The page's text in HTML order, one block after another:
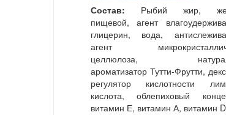
Состав: Рыбий жир,
пищевой, агент
глицерин, вода,
агент
целлюлоза,
ароматизатор Тутти-Фрутти,
регулятор кислотности
кислота, облепиховый
витамин Е, витамин А, витамин